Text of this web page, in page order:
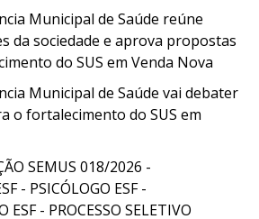
Municipal de Saúde reúne
da sociedade e aprova propostas
do SUS em Venda Nova
Municipal de Saúde vai debater
o fortalecimento do SUS em
SEMUS 018/2026 -
- PSICÓLOGO ESF -
ESF - PROCESSO SELETIVO